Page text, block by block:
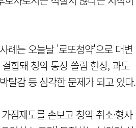
례는 오늘날 '로또청약'으로 대변
합돼 청약 통장 쏠림 현상, 과도
탈감 등 심각한 문제가 되고 있다.
점제도를 손보고 청약 취소·형사